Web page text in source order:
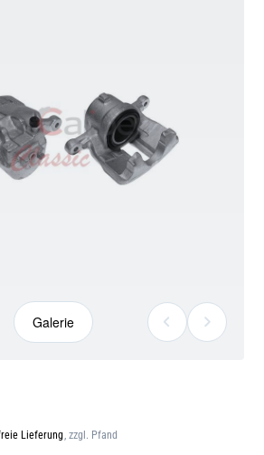
Galerie
Lieferung, zzgl. Pfand